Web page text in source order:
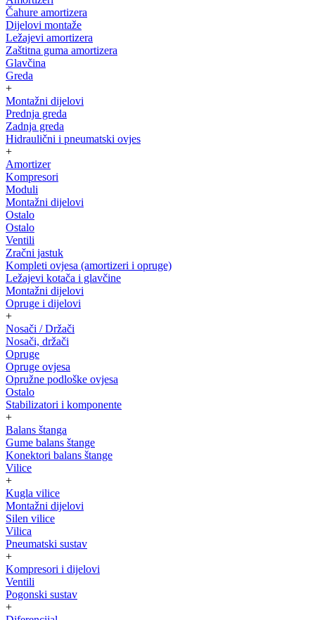
Čahure amortizera
Dijelovi montaže
Ležajevi amortizera
Zaštitna guma amortizera
Glavčina
Greda
+
Montažni dijelovi
Prednja greda
Zadnja greda
Hidraulični i pneumatski ovjes
+
Amortizer
Kompresori
Moduli
Montažni dijelovi
Ostalo
Ostalo
Ventili
Zračni jastuk
Kompleti ovjesa (amortizeri i opruge)
Ležajevi kotača i glavčine
Montažni dijelovi
Opruge i dijelovi
+
Nosači / Držači
Nosači, držači
Opruge
Opruge ovjesa
Opružne podloške ovjesa
Ostalo
Stabilizatori i komponente
+
Balans štanga
Gume balans štange
Konektori balans štange
Vilice
+
Kugla vilice
Montažni dijelovi
Silen vilice
Vilica
Pneumatski sustav
+
Kompresori i dijelovi
Ventili
Pogonski sustav
+